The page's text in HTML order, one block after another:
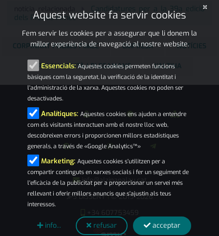
notícia relacionada
Candidatures per a la 39a edició
dels Premis Pimec
CORPINNAT PREMIS PIMEC EMPRESA NOTÍCIES
PALAU-SOLITÀ I PLEGAMANS L'ALZINA
info@alzinapalau.cat
JPS DISSENY|© 2019-2026
×
Aquest website fa servir cookies
Fem servir les cookies per a assegurar que li donem la
millor experiència de navegació al nostre website.
Essencials: Aquestes cookies permeten funcions
bàsiques com la seguretat, la verificació de la identitat i
l'administració de la xarxa. Aquestes cookies no poden ser
desactivades.
Analítiques: Aquestes cookies ens ajuden a entendre
com els visitants interactuen amb el nostre lloc web,
descobreixen errors i proporcionen millors estadístiques
generals, a través de «Google Analytics™»
Marketing: Aquestes cookies s'utilitzen per a
compartir continguts en xarxes socials i fer un seguiment de
l'eficàcia de la publicitat per a proporcionar un servei més
rellevant i oferir millors anuncis que s'ajustin als teus
interessos.
info... refusar acceptar